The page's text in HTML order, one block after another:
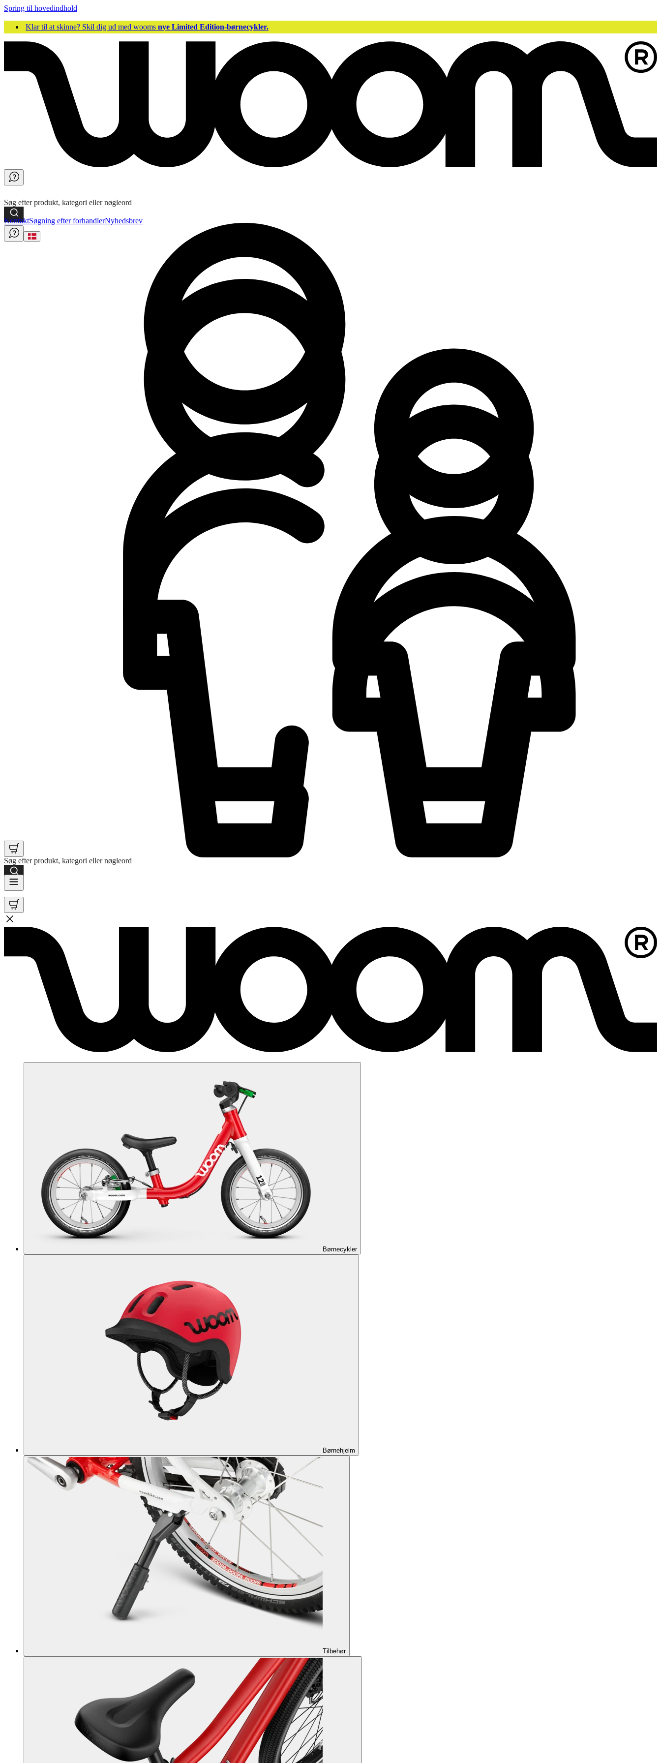
Spring til hovedindhold
Klar til at skinne? Skil dig ud med wooms nye Limited Edition-børnecykler.
Søg efter produkt, kategori eller nøgleord
Søg efter produkt, kategori eller nøgleord
KontaktSøgning efter forhandlerNyhedsbrev
Børnecykler
Børnehjelm
Tilbehør